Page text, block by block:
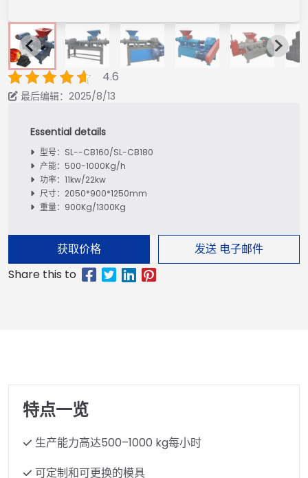
4.6
最后编辑：2025/8/13
型号：SL--CB160/SL-CB180
产能：500-1000Kg/h
功率：11kw/22kw
尺寸：2050*900*1250mm
重量：900Kg/1300Kg
获取价格 发送 电子邮件
特点一览
生产能力高达500–1000 kg每小时
可定制和可更换的模具